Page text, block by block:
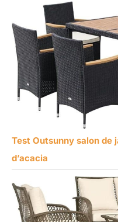
Test Outsunny salon de
d’acacia